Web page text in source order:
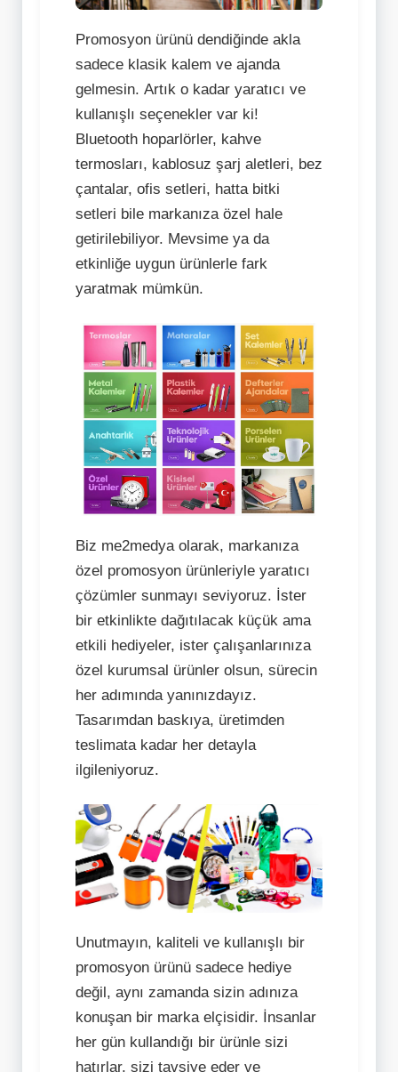
Promosyon ürünü dendiğinde akla
sadece klasik kalem ve ajanda
gelmesin. Artık o kadar yaratıcı ve
kullanışlı seçenekler var ki!
Bluetooth hoparlörler, kahve
termosları, kablosuz şarj aletleri, bez
çantalar, ofis setleri, hatta bitki
setleri bile markanıza özel hale
getirilebiliyor. Mevsime ya da
etkinliğe uygun ürünlerle fark
yaratmak mümkün.
Biz me2medya olarak, markanıza
özel promosyon ürünleriyle yaratıcı
çözümler sunmayı seviyoruz. İster
bir etkinlikte dağıtılacak küçük ama
etkili hediyeler, ister çalışanlarınıza
özel kurumsal ürünler olsun, sürecin
her adımında yanınızdayız.
Tasarımdan baskıya, üretimden
teslimata kadar her detayla
ilgileniyoruz.
Unutmayın, kaliteli ve kullanışlı bir
promosyon ürünü sadece hediye
değil, aynı zamanda sizin adınıza
konuşan bir marka elçisidir. İnsanlar
her gün kullandığı bir ürünle sizi
hatırlar, sizi tavsiye eder ve